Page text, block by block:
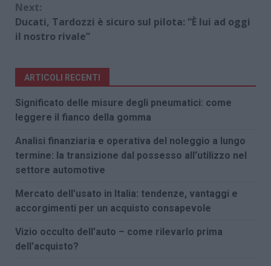
Next:
Ducati, Tardozzi è sicuro sul pilota: “È lui ad oggi
il nostro rivale”
ARTICOLI RECENTI
Significato delle misure degli pneumatici: come
leggere il fianco della gomma
Analisi finanziaria e operativa del noleggio a lungo
termine: la transizione dal possesso all’utilizzo nel
settore automotive
Mercato dell’usato in Italia: tendenze, vantaggi e
accorgimenti per un acquisto consapevole
Vizio occulto dell’auto – come rilevarlo prima
dell’acquisto?